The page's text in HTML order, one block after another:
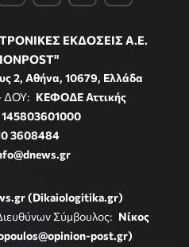
ΕΚΔΟΣΕΙΣ Α.Ε.
2, Αθήνα, 10679, Ελλάδα
ΔΟΥ: ΚΕΦΟΔΕ Αττικής
145803601000
3608484
(Dikaiologitika.gr)
Σύμβουλος: Νίκος
post.gr)